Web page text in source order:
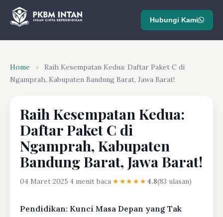
Hubungi Kami
Home ›
Raih Kesempatan Kedua: Daftar Paket C di
Ngamprah, Kabupaten Bandung Barat, Jawa Barat!
Raih Kesempatan Kedua:
Daftar Paket C di
Ngamprah, Kabupaten
Bandung Barat, Jawa Barat!
04 Maret 2025·4 menit baca·★★★★★4.8(83 ulasan)
Pendidikan: Kunci Masa Depan yang Tak